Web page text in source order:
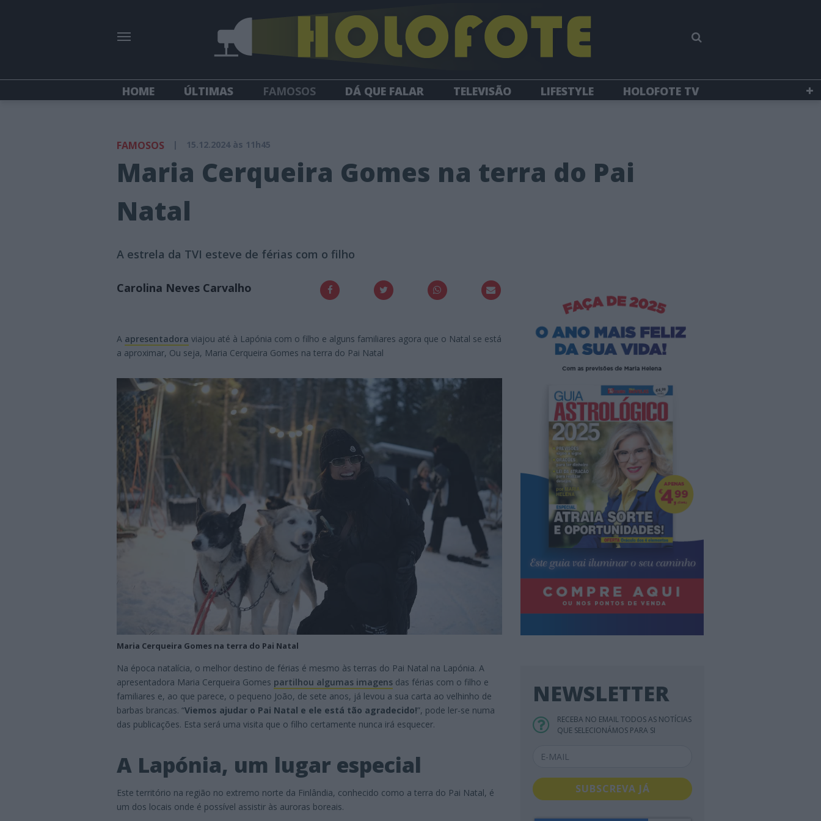
HOME ÚLTIMAS FAMOSOS DÁ QUE FALAR TELEVISÃO LIFESTYLE
HOLOFOTE TV
FAMOSOS | 15.12.2024 às 11h45
Maria Cerqueira Gomes na terra do Pai
Natal
A estrela da TVI esteve de férias com o filho
Carolina Neves Carvalho
A apresentadora viajou até à Lapónia com o filho e alguns familiares agora que o Natal se está
a aproximar, Ou seja, Maria Cerqueira Gomes na terra do Pai Natal
Maria Cerqueira Gomes na terra do Pai Natal
Na época natalícia, o melhor destino de férias é mesmo às terras do Pai Natal na Lapónia. A
apresentadora Maria Cerqueira Gomes partilhou algumas imagens das férias com o filho e
familiares e, ao que parece, o pequeno João, de sete anos, já levou a sua carta ao velhinho de
barbas brancas. “Viemos ajudar o Pai Natal e ele está tão agradecido!”, pode ler-se numa
das publicações. Esta será uma visita que o filho certamente nunca irá esquecer.
A Lapónia, um lugar especial
Este território na região no extremo norte da Finlândia, conhecido como a terra do Pai Natal, é
um dos locais onde é possível assistir às auroras boreais.
NEWSLETTER
RECEBA NO EMAIL TODOS AS NOTÍCIAS
QUE SELECIONÁMOS PARA SI
SUBSCREVA JÁ